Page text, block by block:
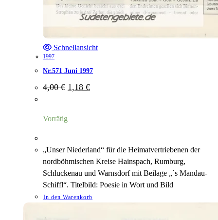
Schnellansicht
1997
Nr.571 Juni 1997
4,00€ Ursprünglicher
Preis
1,18 €Aktueller
Preis
Vorrätig
„Unser Niederland“ für die Heimatvertriebenen der
nordböhmischen Kreise Hainspach, Rumburg,
Schluckenau und Warnsdorf mit Beilage „`s Mandau-
Schiffl“. Titelbild: Poesie in Wort und Bild
In den Warenkorb